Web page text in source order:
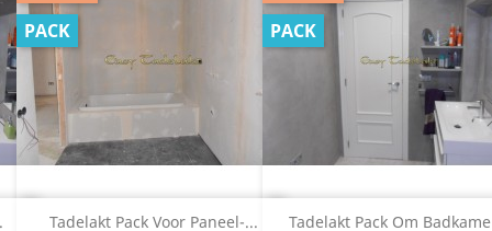
Tadelakt Pack Voor Paneel-...
PACK
Tadelakt Pack Om
PACK